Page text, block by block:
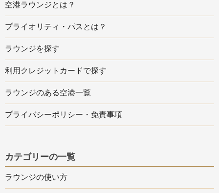
空港ラウンジとは？
プライオリティ・パスとは？
ラウンジを探す
利用クレジットカードで探す
ラウンジのある空港一覧
プライバシーポリシー・免責事項
カテゴリーの一覧
ラウンジの使い方